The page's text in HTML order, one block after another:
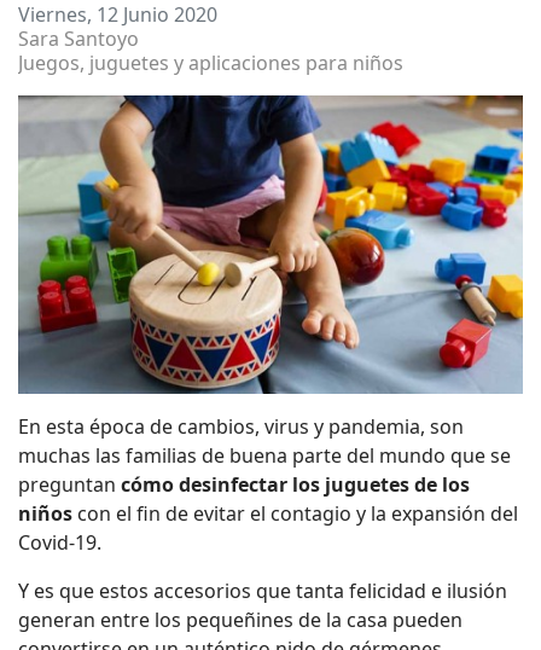
Viernes, 12 Junio 2020
Sara Santoyo
Juegos, juguetes y aplicaciones para niños
En esta época de cambios, virus y pandemia, son
muchas las familias de buena parte del mundo que se
preguntan cómo desinfectar los juguetes de los
niños con el fin de evitar el contagio y la expansión del
Covid-19.
Y es que estos accesorios que tanta felicidad e ilusión
generan entre los pequeñines de la casa pueden